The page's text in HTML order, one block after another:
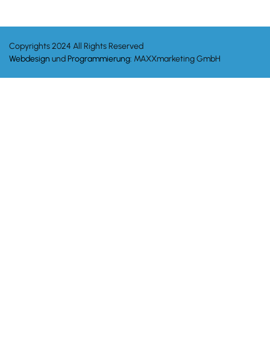
Copyrights 2024 All Rights Reserved
Webdesign undProgrammierung: MAXXmarketing GmbH